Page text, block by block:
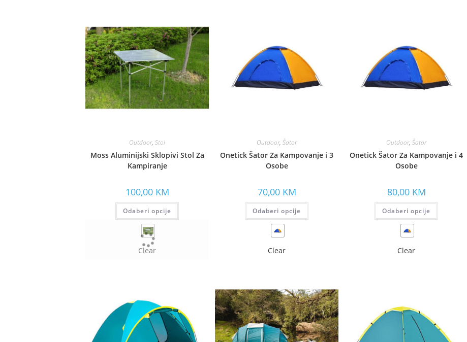
Outdoor, Stol
Moss Aluminijski Sklopivi Stol Za
Kampiranje
100,00 KM
Odaberi opcije
Clear
Outdoor, Šator
Onetick Šator Za Kampovanje i 3
Osobe
70,00 KM
Odaberi opcije
Clear
Outdoor, Šator
Onetick Šator Za Kampovanje i 4
Osobe
80,00 KM
Odaberi opcije
Clear